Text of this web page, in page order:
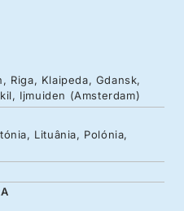
Copenhague,
silhuetas urbanas
a arquitetura
patrimônio do âmbar
antes de
rumo às pontes
de Amsterdã.
Riga, Klaipeda, Gdansk,
Ijmuiden (Amsterdam)
Lituânia, Polónia,